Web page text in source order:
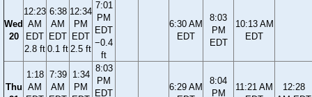
Wed
20
12:23
AM
EDT
2.8 ft
6:38
AM
EDT
0.1 ft
12:34
PM
EDT
2.5 ft
7:01
PM
EDT
−0.4
ft
6:30 AM
EDT
8:03
PM
EDT
10:13 AM
EDT
Thu
1:18
AM
7:39
AM
1:34
PM
8:03
PM
EDT
6:29 AM
8:04
PM
11:21 AM
12:28